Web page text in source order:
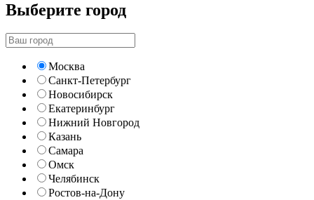
Выберите город
Москва
Санкт-Петербург
Новосибирск
Екатеринбург
Нижний Новгород
Казань
Самара
Омск
Челябинск
Ростов-на-Дону